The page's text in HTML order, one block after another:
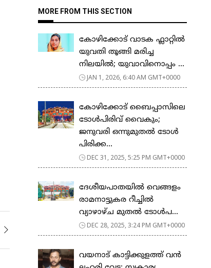
MORE FROM THIS SECTION
കോഴിക്കോട് വാടക ഫ്ലാറ്റിൽ
യുവതി തൂങ്ങി മരിച്ച
നിലയിൽ; യുവാവിനൊപ്പം ...
JAN 1, 2026, 6:40 AM GMT+0000
കോഴിക്കോട് ബൈപ്പാസിലെ
ടോൾപിരിവ് വൈകും;
ജനുവരി ഒന്നുമുതൽ ടോൾ
പിരിക്ക...
DEC 31, 2025, 5:25 PM GMT+0000
ദേശീയപാതയില്‍ വെങ്ങളം
രാമനാട്ടുകര റീച്ചില്‍
വ്യാഴാഴ്ച മുതല്‍ ടോള്‍പ...
DEC 28, 2025, 3:24 PM GMT+0000
വയനാട് കാട്ടിക്കുളത്ത് വന്‍